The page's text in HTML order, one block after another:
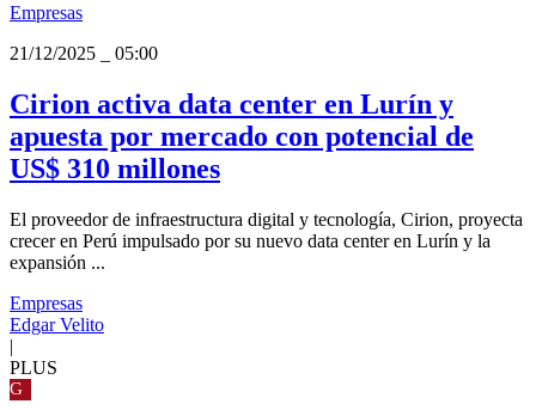
Empresas
21/12/2025
05:00
Cirion activa data center en Lurín y
apuesta por mercado con potencial de
US$ 310 millones
El proveedor de infraestructura digital y tecnología, Cirion, proyecta
crecer en Perú impulsado por su nuevo data center en Lurín y la
expansión ...
Empresas
Edgar Velito
|
PLUS
G